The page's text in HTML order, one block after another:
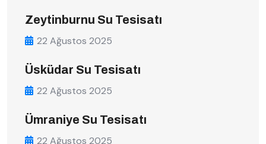
Zeytinburnu Su Tesisatı
22 Ağustos 2025
Üsküdar Su Tesisatı
22 Ağustos 2025
Ümraniye Su Tesisatı
22 Ağustos 2025